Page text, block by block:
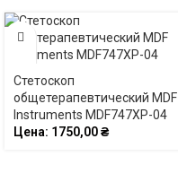
Стетоскоп
общетерапевтический MDF
Instruments MDF747XP-04
Цена: 1750,00₴